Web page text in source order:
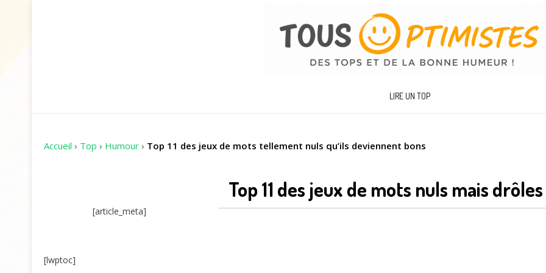
LIRE UN TOP
Accueil › Top › Humour › Top 11 des jeux de mots tellement nuls qu’ils deviennent bons
Top 11 des jeux de mots nuls mais drôles
[article_meta]
[lwptoc]